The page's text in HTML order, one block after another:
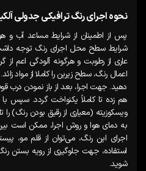
نحوه اجرای رنگ ترافیکی جدولی
پس از اطمینان از شرایط مساعد آب و
شرایط سطح محل اجرای رنگ توجه
عاری از رطوبت و هرگونه آلودگی اعم
اعمال رنگ، سطح زیرین را کاملا از مواد
دهید. جهت اجرا، بعد از باز نمودن درب
هم زده تا کاملاً یکنواخت گردد. سپس با
ویسکوزیته (معیاری از رقیق بودن رنگ)
اجرای این رنگ، می‌توان از قلم مو،
استفاده، جهت جلوگیری از رویه بستن
شوید.